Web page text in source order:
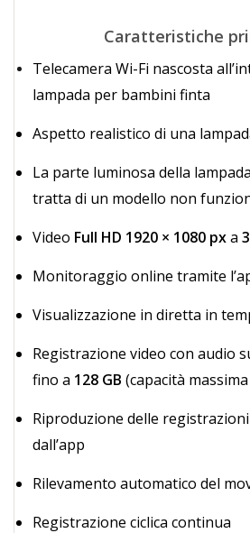
Caratteristiche
Telecamera Wi-Fi nascosta
lampada per bambini finta
Aspetto realistico di una
La parte luminosa della
tratta di un modello non
Video Full HD 1920 × 1080 pxa
Monitoraggio online tramite
Visualizzazione in diretta in
Registrazione video con audio
fino a 128 GB (capacità
Riproduzione delle
dall’app
Rilevamento automatico del
Registrazione ciclica continua